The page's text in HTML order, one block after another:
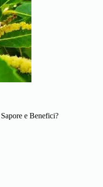
e Benefici?